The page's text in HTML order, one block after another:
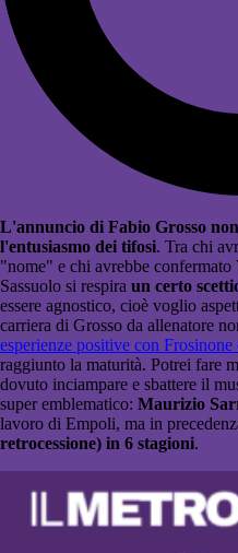
L'annuncio di Fabio Grosso non
l'entusiasmo dei tifosi. Tra chi
"nome" e chi avrebbe
Sassuolo si respira un certo
essere agnostico, cioè voglio
carriera di Grosso da allenatore
esperienze positive con Frosinone
raggiunto la maturità. Potrei fare
dovuto inciampare e sbattere il
super emblematico: Maurizio
lavoro di Empoli, ma in
retrocessione) in 6 stagioni.